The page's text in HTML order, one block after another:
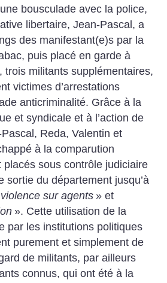
bousculade avec la police,
libertaire, Jean-Pascal, a
des manifestant(e)s par la
puis placé en garde à
trois militants supplémentaires,
victimes d’arrestations
anticriminalité. Grâce à la
et syndicale et à l’action de
Reda, Valentin et
à la comparution
placés sous contrôle judiciaire
sortie du département jusqu’à
violence sur agents » et
». Cette utilisation de la
par les institutions politiques
purement et simplement de
de militants, par ailleurs
connus, qui ont été à la